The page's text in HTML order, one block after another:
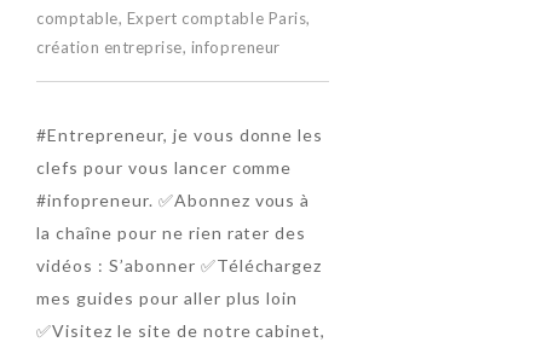
comptable, Expert comptable Paris,
création entreprise, infopreneur
#Entrepreneur, je vous donne les
clefs pour vous lancer comme
#infopreneur. ✅Abonnez vous à
la chaîne pour ne rien rater des
vidéos : S’abonner ✅Téléchargez
mes guides pour aller plus loin
✅Visitez le site de notre cabinet,